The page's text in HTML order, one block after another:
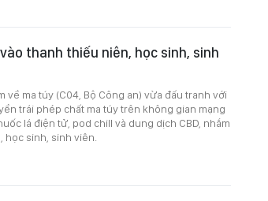
thanh thiếu niên, học sinh, sinh
về ma túy (C04, Bộ Công an) vừa đấu tranh với
trái phép chất ma túy trên không gian mạng
lá điện tử, pod chill và dung dịch CBD, nhắm
sinh, sinh viên.